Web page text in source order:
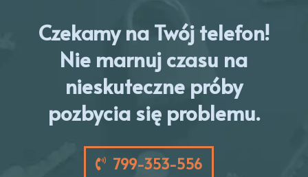
Czekamy na Twój telefon!
Nie marnuj czasu na
nieskuteczne próby
pozbycia się problemu.
799-353-556